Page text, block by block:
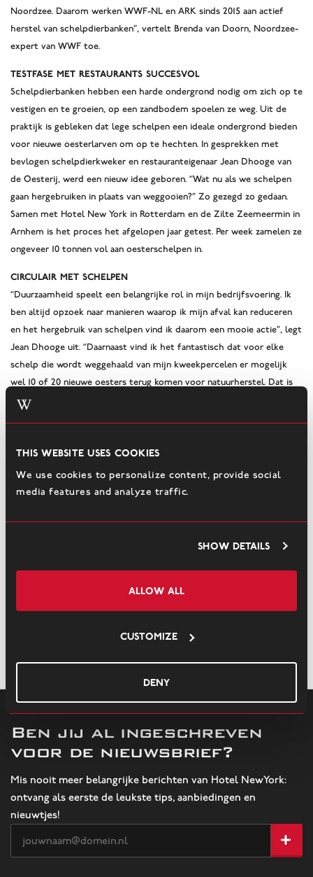
This website uses cookies
We use cookies to personalize content, provide social
media features and analyze traffic.
Show details
Allow all
Customize
Deny
Noordzee. Daarom werken WWF-NL en ARK sinds 2015 aan actief
herstel van schelpdierbanken”, vertelt Brenda van Doorn, Noordzee-
expert van WWF toe.
Testfase met restaurants succesvol
Schelpdierbanken hebben een harde ondergrond nodig om zich op te
vestigen en te groeien, op een zandbodem spoelen ze weg. Uit de
praktijk is gebleken dat lege schelpen een ideale ondergrond bieden
voor nieuwe oesterlarven om op te hechten. In gesprekken met
bevlogen schelpdierkweker en restauranteigenaar Jean Dhooge van
de Oesterij, werd een nieuw idee geboren. “Wat nu als we schelpen
gaan hergebruiken in plaats van weggooien?” Zo gezegd zo gedaan.
Samen met Hotel New York in Rotterdam en de Zilte Zeemeermin in
Arnhem is het proces het afgelopen jaar getest. Per week zamelen ze
ongeveer 10 tonnen vol aan oesterschelpen in.
Circulair met schelpen
“Duurzaamheid speelt een belangrijke rol in mijn bedrijfsvoering. Ik
ben altijd opzoek naar manieren waarop ik mijn afval kan reduceren
en het hergebruik van schelpen vind ik daarom een mooie actie”, legt
Jean Dhooge uit. “Daarnaast vind ik het fantastisch dat voor elke
schelp die wordt weggehaald van mijn kweekpercelen er mogelijk
wel 10 of 20 nieuwe oesters terug komen voor natuurherstel. Dat is
nog eens circulair! “
Duurzame vis op het menu
gestimuleerd meer duurzame vis op de menukaart te zetten. De
Good Fish Foundation biedt deelnemende restaurants de
hierbij weer een heel mooi voorbeeld omdat zij het eerste
de ‘rode lijst’ van de VISwijzer staat.
Hotel New York helpt de natuur…
Ben jij al ingeschreven
voor de nieuwsbrief?
Mis nooit meer belangrijke berichten van Hotel NewYork:
ontvang als eerste de leukste tips, aanbiedingen en
nieuwtjes!